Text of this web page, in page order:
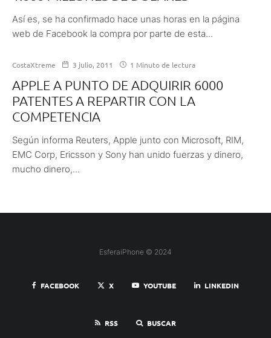
Así es, se ha confirmado hace unas horas en la página
web de Facebook la compra por parte de esta...
CostaXtreme 3 julio, 2011 1 Minuto de lectura
APPLE A PUNTO DE ADQUIRIR 6000
PATENTES A REPARTIR CON LA
COMPETENCIA
Según informa Reuters, Apple junto con Microsoft, RIM,
EMC Corp, Ericsson y Sony han unido fuerzas y dinero,
mucho dinero,...
EsferaiPhone © 2024
FACEBOOK X YOUTUBE LINKEDIN
RSS BUSCAR